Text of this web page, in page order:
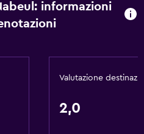
informazioni
Valutazione
2,0